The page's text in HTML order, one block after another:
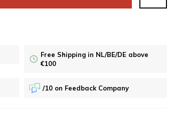
Free Shipping in NL/BE/DE above
€100
/10 on Feedback Company